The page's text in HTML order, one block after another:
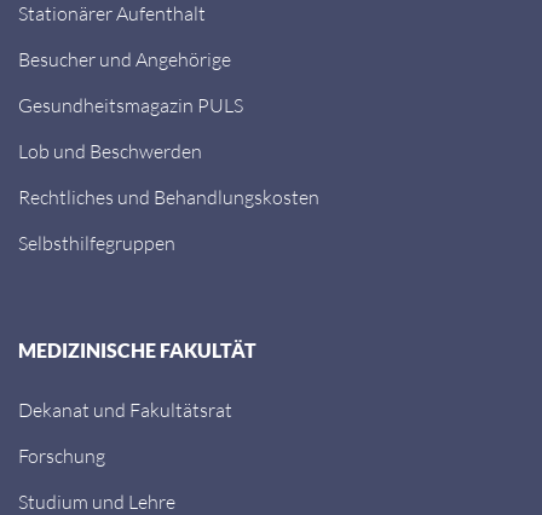
Stationärer Aufenthalt
Besucher und Angehörige
Gesundheitsmagazin PULS
Lob und Beschwerden
Rechtliches und Behandlungskosten
Selbsthilfegruppen
MEDIZINISCHE FAKULTÄT
Dekanat und Fakultätsrat
Forschung
Studium und Lehre